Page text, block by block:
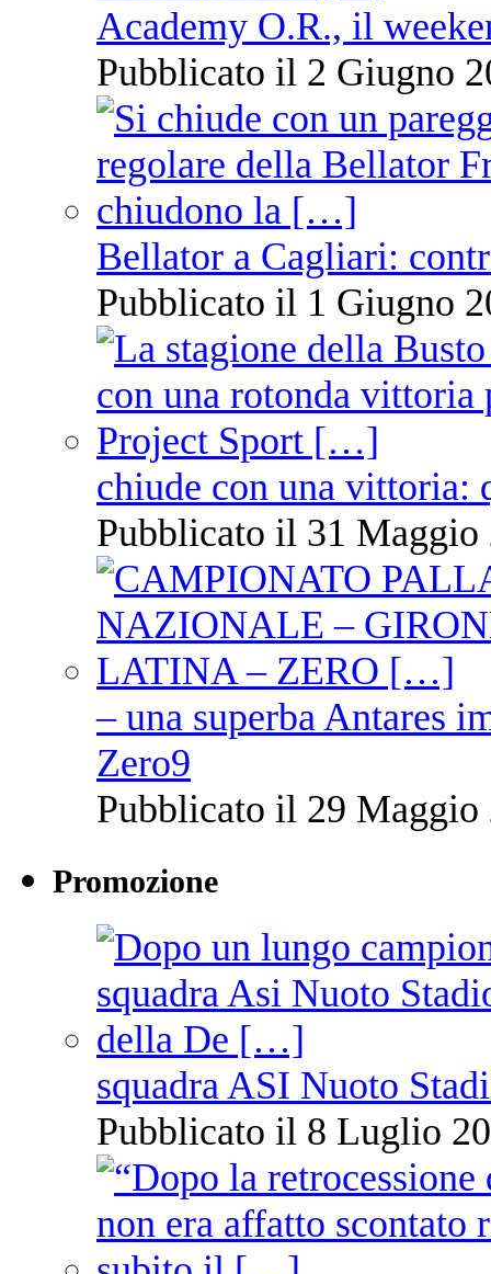
Academy O.R., il
Pubblicato il 2 Giugno
Bellator a Cagliari:
Pubblicato il 1 Giugno
chiude con una vittoria:
Pubblicato il 31 Maggio
– una superba Antares
Zero9
Pubblicato il 29 Maggio
Promozione
squadra ASI Nuoto
Pubblicato il 8 Luglio